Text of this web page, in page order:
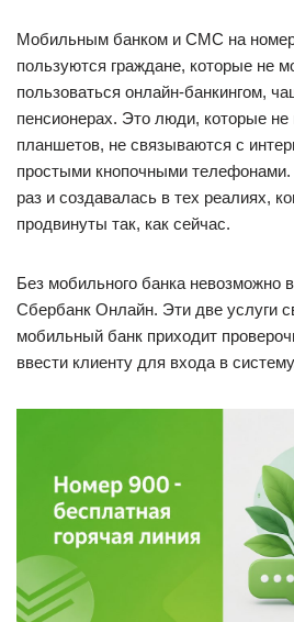
Мобильным банком и СМС на
пользуются граждане, которые не
пользоваться онлайн-банкингом,
пенсионерах. Это люди, которые
планшетов, не связываются с
простыми кнопочными телефонами.
раз и создавалась в тех реалиях,
продвинуты так, как сейчас.
Без мобильного банка невозможно
Сбербанк Онлайн. Эти две услуги
мобильный банк приходит
ввести клиенту для входа в